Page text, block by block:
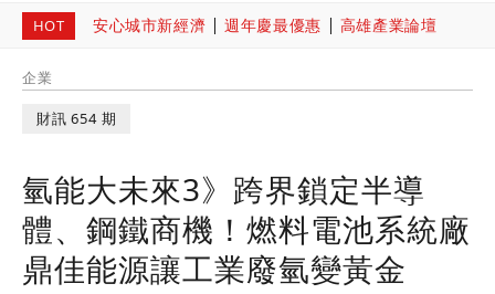
HOT 安心城市新經濟 週年慶最優惠 高雄產業論壇
企業
財訊 654 期
氫能大未來3》跨界鎖定半導
體、鋼鐵商機！燃料電池系統廠
鼎佳能源讓工業廢氫變黃金